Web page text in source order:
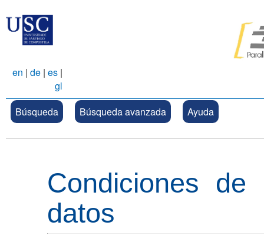
en | de | es |
gl
Búsqueda
Búsqueda avanzada Ayuda
Condiciones
datos